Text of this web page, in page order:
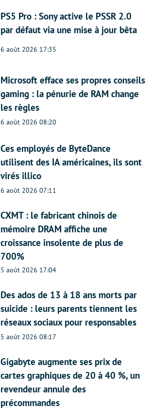
PS5 Pro : Sony active le PSSR 2.0
par défaut via une mise à jour bêta
6 août 2026 17:35
Microsoft efface ses propres conseils
gaming : la pénurie de RAM change
les règles
6 août 2026 08:20
Ces employés de ByteDance
utilisent des IA américaines, ils sont
virés illico
6 août 2026 07:11
CXMT : le fabricant chinois de
mémoire DRAM affiche une
croissance insolente de plus de
700%
5 août 2026 17:04
Des ados de 13 à 18 ans morts par
suicide : leurs parents tiennent les
réseaux sociaux pour responsables
5 août 2026 08:17
Gigabyte augmente ses prix de
cartes graphiques de 20 à 40 %, un
revendeur annule des
précommandes